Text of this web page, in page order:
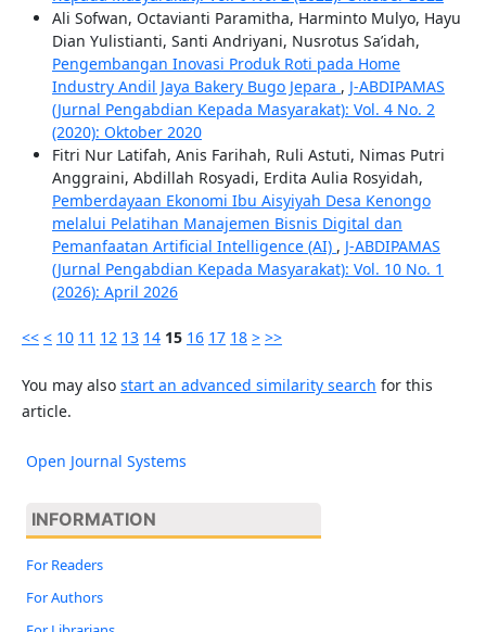
Ali Sofwan, Octavianti Paramitha, Harminto Mulyo, Hayu
Dian Yulistianti, Santi Andriyani, Nusrotus Sa’idah,
Pengembangan Inovasi Produk Roti pada Home
Industry Andil Jaya Bakery Bugo Jepara , J-ABDIPAMAS
(Jurnal Pengabdian Kepada Masyarakat): Vol. 4 No. 2
(2020): Oktober 2020
Fitri Nur Latifah, Anis Farihah, Ruli Astuti, Nimas Putri
Anggraini, Abdillah Rosyadi, Erdita Aulia Rosyidah,
Pemberdayaan Ekonomi Ibu Aisyiyah Desa Kenongo
melalui Pelatihan Manajemen Bisnis Digital dan
Pemanfaatan Artificial Intelligence (AI) , J-ABDIPAMAS
(Jurnal Pengabdian Kepada Masyarakat): Vol. 10 No. 1
(2026): April 2026
<< < 10 11 12 13 14 15 16 17 18 > >>
You may also start an advanced similarity search for this
article.
Open Journal Systems
INFORMATION
For Readers
For Authors